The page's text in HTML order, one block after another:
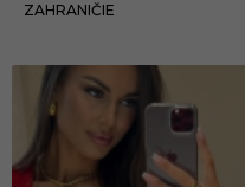
ZAHRANIČIE